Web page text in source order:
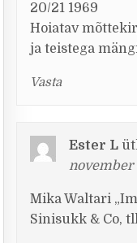
20/21 1969
Hoiatav
ja teistega
Vasta
Ester L
november
Mika Waltari
Sinisukk & Co,